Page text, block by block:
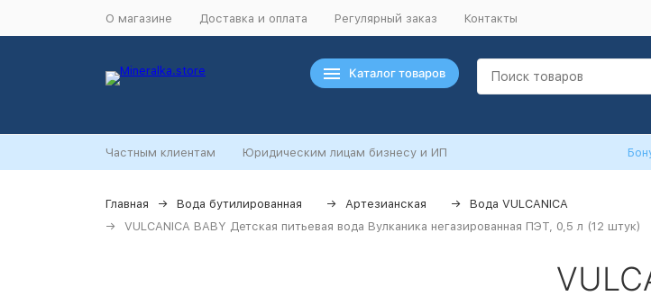
О магазине Доставка и оплата Регулярный заказ Контакты
Каталог товаров
Частным клиентам Юридическим лицам бизнесу и ИП
Главная Вода бутилированная Артезианская
Вода VULCANICA
VULCANICA BABY Детская питьевая вода Вулканика негазированная ПЭТ, 0,5 л (12 штук)